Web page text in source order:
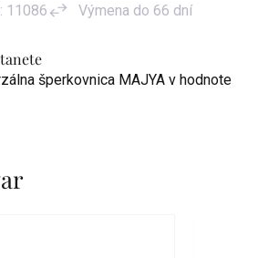
šperkovnica MAJYA v hodnote
11086 Výmena do 66 dní